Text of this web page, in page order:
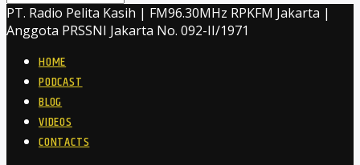
PT. Radio Pelita Kasih | FM96.30MHz RPKFM Jakarta |
Anggota PRSSNI Jakarta No. 092-II/1971
HOME
PODCAST
BLOG
VIDEOS
CONTACTS